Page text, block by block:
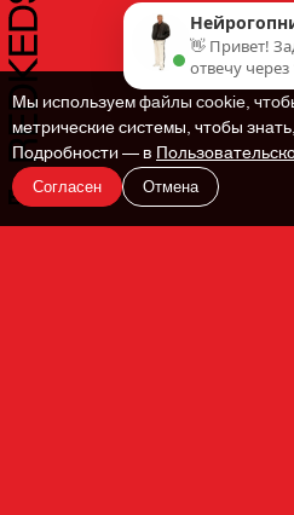
En
Мы используем файлы cookie,
метрические системы, чтобы
Подробности — в
Согласен Отмена
👋 Привет!
отвечу через